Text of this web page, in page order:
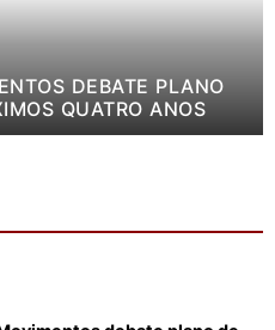
DEBATE PLANO
QUATRO ANOS